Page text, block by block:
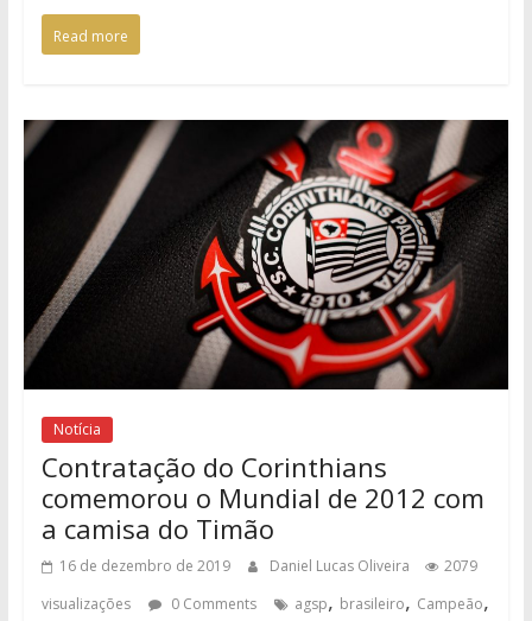
Read more
Notícia
Contratação do Corinthians
comemorou o Mundial de 2012 com
a camisa do Timão
16 de dezembro de 2019 Daniel Lucas Oliveira
2079
visualizações
0 Comments agsp, brasileiro, Campeão,